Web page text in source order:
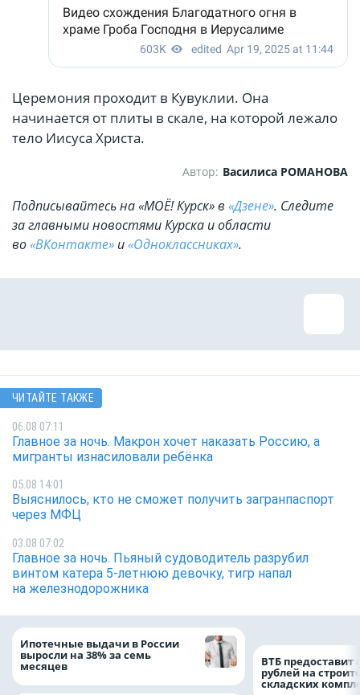
Церемония проходит в Кувуклии. Она
начинается от плиты в скале, на которой лежало
тело Иисуса Христа.
Автор: Василиса РОМАНОВА
Подписывайтесь на «МОЁ! Курск» в «Дзене». Cледите
за главными новостями Курска и области
во«ВКонтакте» и«Одноклассниках».
ЧИТАЙТЕ ТАКЖЕ
06.08 07:11
Главное за ночь. Макрон хочет наказать Россию, а
мигранты изнасиловали ребёнка
05.08 14:01
Выяснилось, кто не сможет получить загранпаспорт
через МФЦ
03.08 07:02
Главное за ночь. Пьяный судоводитель разрубил
винтом катера 5-летнюю девочку, тигр напал
на железнодорожника
Ипотечные выдачи в России
выросли на 38% за семь
месяцев ВТБ предоставит
рублей на
складских